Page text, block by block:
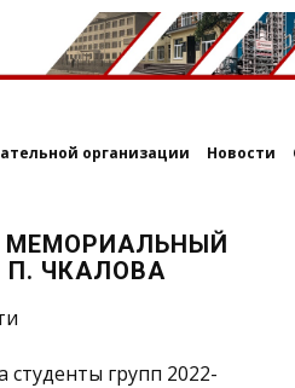
организации Новости
МЕМОРИАЛЬНЫЙ
П. ЧКАЛОВА
студенты групп 2022-